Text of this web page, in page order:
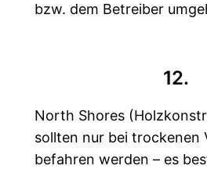
bzw. dem Betreiber
12.
North Shores
sollten nur bei trockenen
befahren werden – es